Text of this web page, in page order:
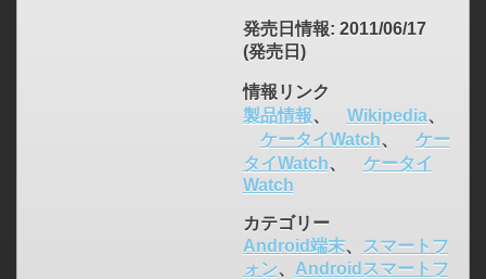
発売日情報: 2011/06/17
(発売日)
情報リンク
製品情報、 Wikipedia、
ケータイWatch、
ケー
タイWatch、
ケータイ
Watch
カテゴリー
Android端末、
スマートフ
ォン、 Androidスマートフ